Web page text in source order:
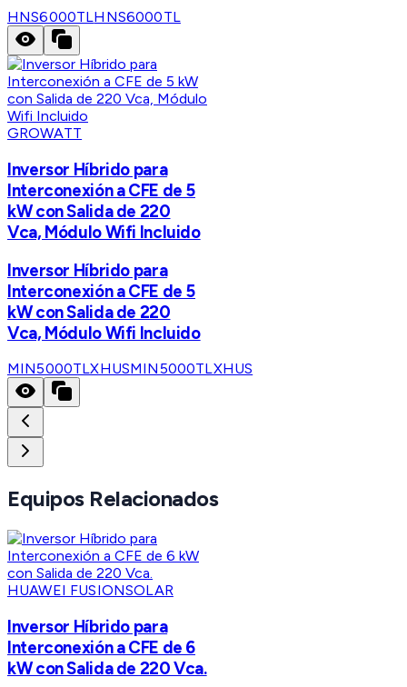
HNS6000TLHNS6000TL
GROWATT
Inversor Híbrido para
Interconexión a CFE de 5
kW con Salida de 220
Vca, Módulo Wifi Incluido
Inversor Híbrido para
Interconexión a CFE de 5
kW con Salida de 220
Vca, Módulo Wifi Incluido
MIN5000TLXHUSMIN5000TLXHUS
Equipos Relacionados
HUAWEI FUSIONSOLAR
Inversor Híbrido para
Interconexión a CFE de 6
kW con Salida de 220 Vca.